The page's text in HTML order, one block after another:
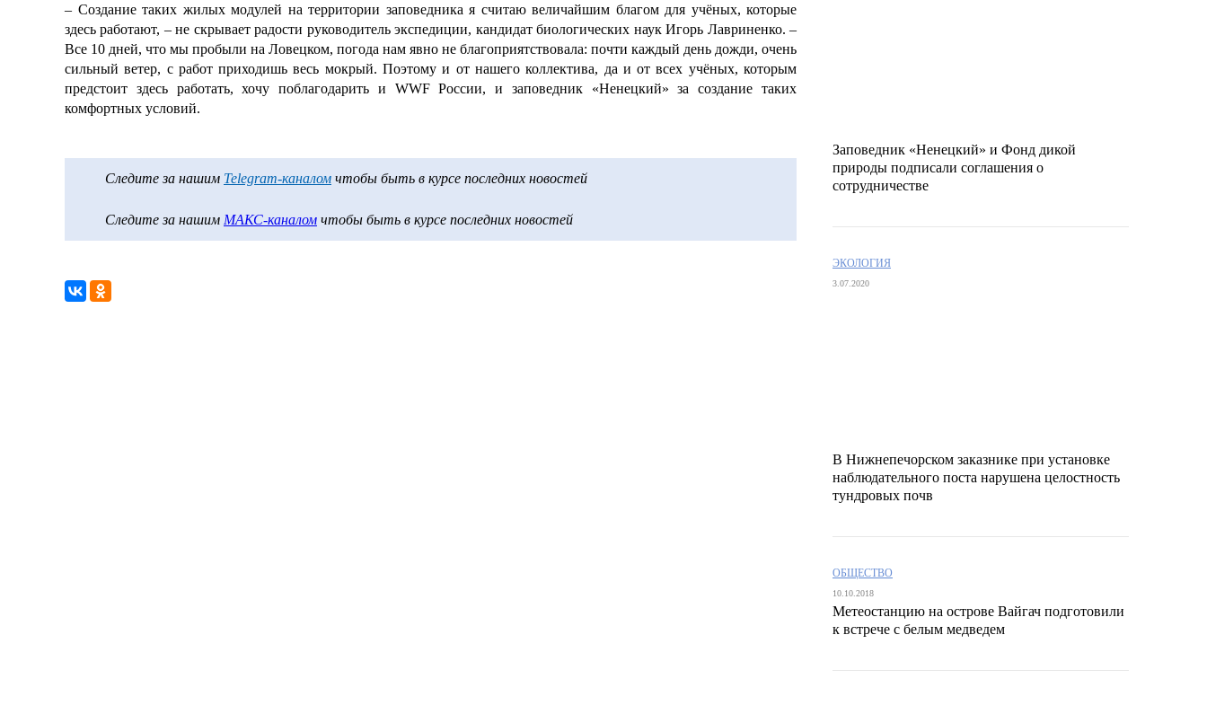
– Создание таких жилых модулей на территории заповедника я считаю величайшим благом для учёных, которые
здесь работают, – не скрывает радости руководитель экспедиции, кандидат биологических наук Игорь Лавриненко. –
Все 10 дней, что мы пробыли на Ловецком, погода нам явно не благоприятствовала: почти каждый день дожди, очень
сильный ветер, с работ приходишь весь мокрый. Поэтому и от нашего коллектива, да и от всех учёных, которым
предстоит здесь работать, хочу поблагодарить и WWF России, и заповедник «Ненецкий» за создание таких
комфортных условий.
Следите за нашим Telegram-каналом чтобы быть в курсе последних новостей
Следите за нашим МАКС-каналом чтобы быть в курсе последних новостей
Заповедник «Ненецкий» и Фонд дикой
природы подписали соглашения о
сотрудничестве
ЭКОЛОГИЯ
3.07.2020
В Нижнепечорском заказнике при установке
наблюдательного поста нарушена целостность
тундровых почв
ОБЩЕСТВО
10.10.2018
Метеостанцию на острове Вайгач подготовили
к встрече с белым медведем